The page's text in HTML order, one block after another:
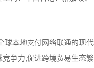
球本地⽀付⽹络联通的现代
争⼒,促进跨境贸易⽣态繁